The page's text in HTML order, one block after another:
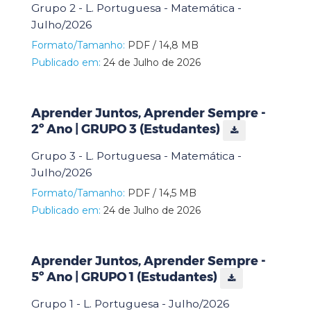
Grupo 2 - L. Portuguesa - Matemática -
Julho/2026
Formato/Tamanho: PDF / 14,8 MB
Publicado em: 24 de Julho de 2026
Aprender Juntos, Aprender Sempre -
2º Ano | GRUPO 3 (Estudantes)
Grupo 3 - L. Portuguesa - Matemática -
Julho/2026
Formato/Tamanho: PDF / 14,5 MB
Publicado em: 24 de Julho de 2026
Aprender Juntos, Aprender Sempre -
5º Ano | GRUPO 1 (Estudantes)
Grupo 1 - L. Portuguesa - Julho/2026